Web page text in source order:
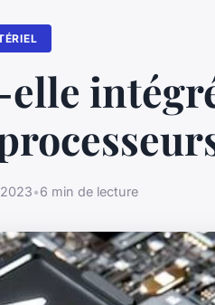
•6 min de lecture